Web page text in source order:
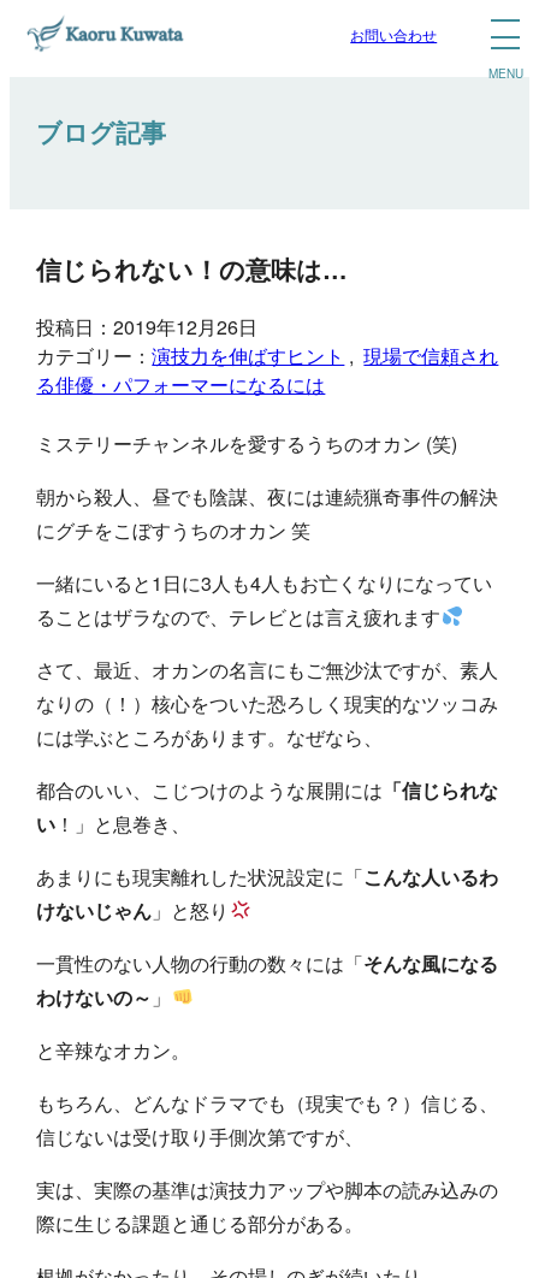
お問い合わせ
ブログ記事
信じられない！の意味は…
投稿日：2019年12月26日
カテゴリー：演技力を伸ばすヒント , 現場で信頼され
る俳優・パフォーマーになるには
ミステリーチャンネルを愛するうちのオカン (笑)
朝から殺人、昼でも陰謀、夜には連続猟奇事件の解決
にグチをこぼすうちのオカン 笑
一緒にいると1日に3人も4人もお亡くなりになってい
ることはザラなので、テレビとは言え疲れます
さて、最近、オカンの名言にもご無沙汰ですが、素人
なりの（！）核心をついた恐ろしく現実的なツッコみ
には学ぶところがあります。なぜなら、
都合のいい、こじつけのような展開には 「信じられな
い ！」と息巻き、
あまりにも現実離れした状況設定に「こんな人いるわ
けないじゃん 」と怒り
一貫性のない人物の行動の数々には「そんな風になる
わけないの～ 」
と辛辣なオカン。
もちろん、どんなドラマでも（現実でも？）信じる、
信じないは受け取り手側次第ですが、
実は、実際の基準は演技力アップや脚本の読み込みの
際に生じる課題と通じる部分がある。